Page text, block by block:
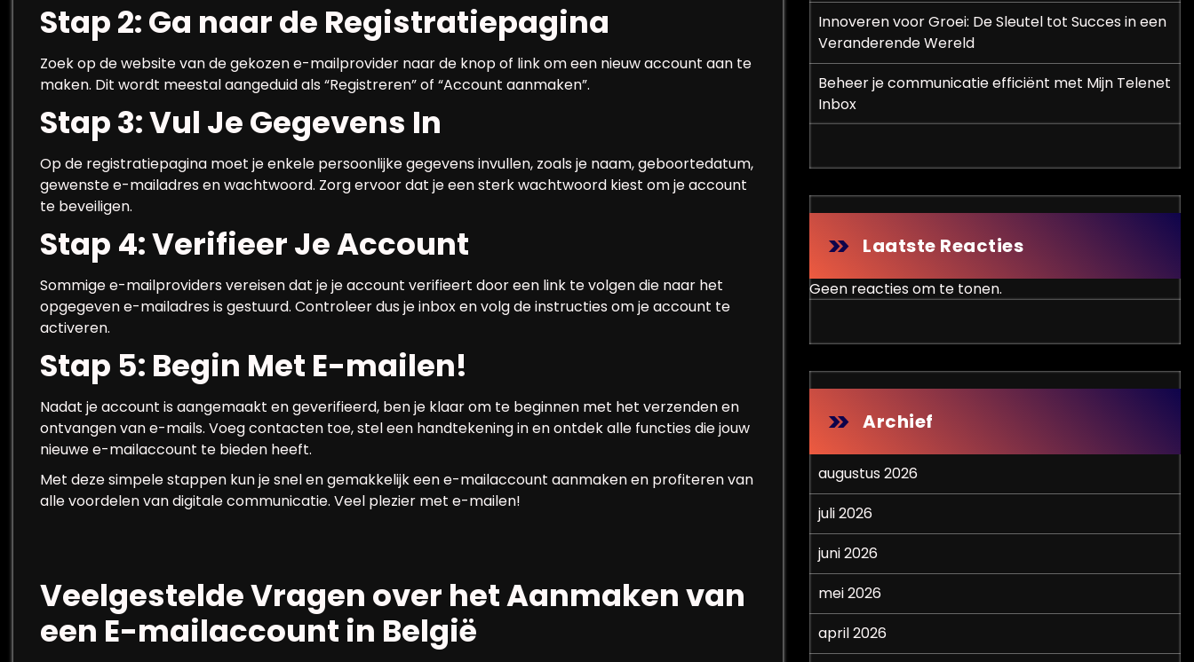
Stap 2: Ga naar de Registratiepagina
Zoek op de website van de gekozen e-mailprovider naar de knop of link om een nieuw account aan te
maken. Dit wordt meestal aangeduid als “Registreren” of “Account aanmaken”.
Stap 3: Vul Je Gegevens In
Op de registratiepagina moet je enkele persoonlijke gegevens invullen, zoals je naam, geboortedatum,
gewenste e-mailadres en wachtwoord. Zorg ervoor dat je een sterk wachtwoord kiest om je account
te beveiligen.
Stap 4: Verifieer Je Account
Sommige e-mailproviders vereisen dat je je account verifieert door een link te volgen die naar het
opgegeven e-mailadres is gestuurd. Controleer dus je inbox en volg de instructies om je account te
activeren.
Stap 5: Begin Met E-mailen!
Nadat je account is aangemaakt en geverifieerd, ben je klaar om te beginnen met het verzenden en
ontvangen van e-mails. Voeg contacten toe, stel een handtekening in en ontdek alle functies die jouw
nieuwe e-mailaccount te bieden heeft.
Met deze simpele stappen kun je snel en gemakkelijk een e-mailaccount aanmaken en profiteren van
alle voordelen van digitale communicatie. Veel plezier met e-mailen!
Veelgestelde Vragen over het Aanmaken van
een E-mailaccount in België
Innoveren voor Groei: De Sleutel tot Succes in een
Veranderende Wereld
Beheer je communicatie efficiënt met Mijn Telenet
Inbox
Laatste Reacties
Geen reacties om te tonen.
Archief
augustus 2026
juli 2026
juni 2026
mei 2026
april 2026